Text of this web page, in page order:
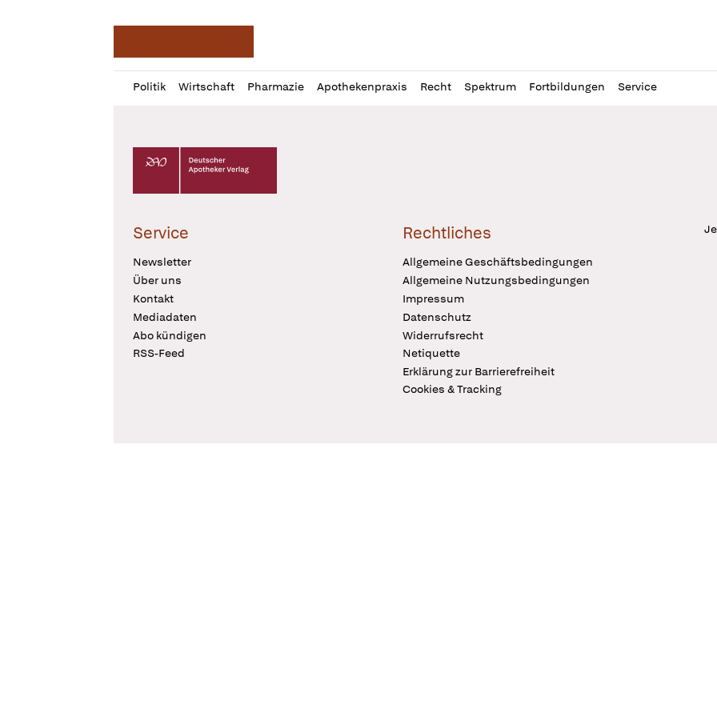
Politik Wirtschaft Pharmazie Apothekenpraxis Recht Spektrum Fortbildungen Service
Profil
öffnen
Daz
Pur
Deutscher Apotheker Verlag Logo
Service
Newsletter
Über uns
Kontakt
Mediadaten
Abo kündigen
RSS-Feed
Rechtliches
Allgemeine Geschäftsbedingungen
Allgemeine Nutzungsbedingungen
Impressum
Datenschutz
Widerrufsrecht
Netiquette
Erklärung zur Barrierefreiheit
Cookies & Tracking